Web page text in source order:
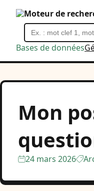
Bases de données
Moteur de
Mon
24 mars 2026